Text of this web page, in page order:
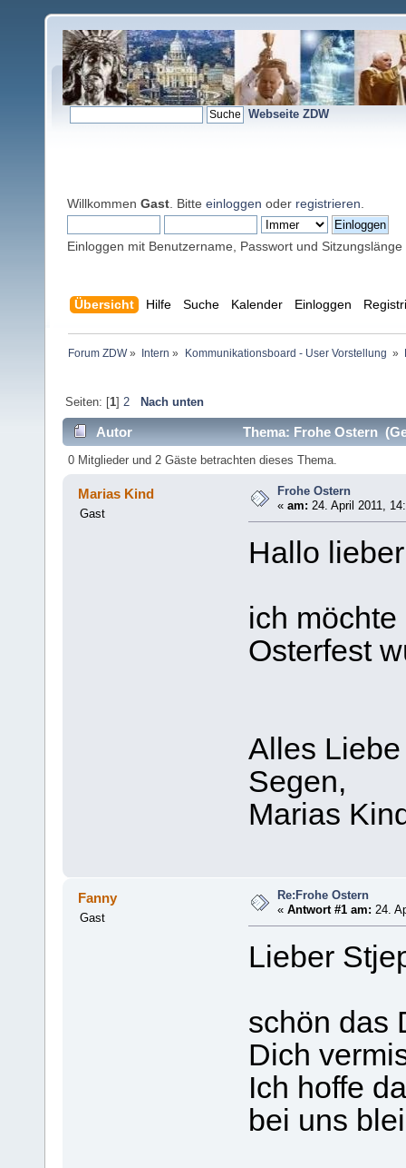
Webseite ZDW
Willkommen Gast . Bitte einloggen oder registrieren
Einloggen mit Benutzername, Passwort und Sitzungslänge
Übersicht Hilfe Suche Kalender Einloggen
Forum ZDW» Intern » Kommunikationsboard - User Vorstellung »
Seiten: [1] 2 Nach unten
Autor Thema: Frohe Ostern
0 Mitglieder und 2 Gäste betrachten dieses Thema.
Marias Kind
Gast
Frohe Ostern
«am: 24. April 2011,
Hallo
ich
Osterfest
Alles
Segen,
Marias
Fanny
Gast
Re:Frohe Ostern
«Antwort #1 am: 24.
Lieber
schön das
Dich
Ich hoffe
bei uns